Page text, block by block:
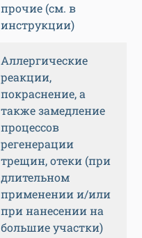
прочие (см. в
инструкции)
Аллергические
реакции,
покраснение, а
также замедление
процессов
регенерации
трещин, отеки (при
длительном
применении и/или
при нанесении на
большие участки)